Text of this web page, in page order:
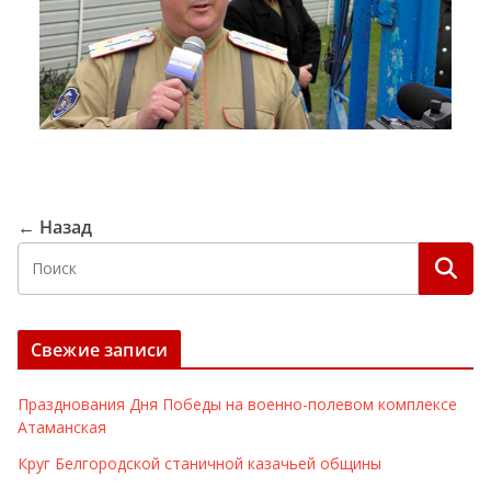
← Назад
Свежие записи
Празднования Дня Победы на военно-полевом комплексе
Атаманская
Круг Белгородской станичной казачьей общины